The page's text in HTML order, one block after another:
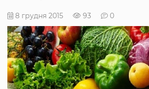
8 грудня 2015 93 0